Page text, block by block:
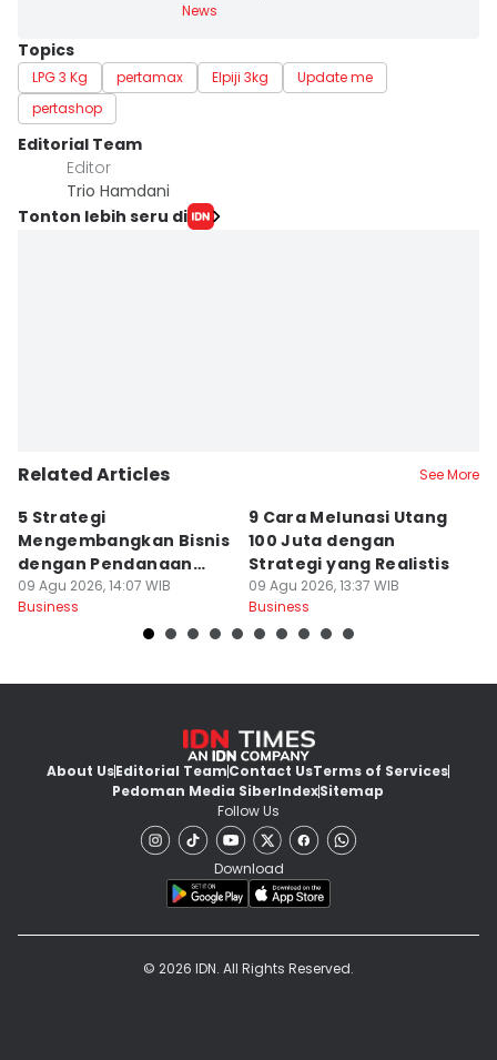
News
Topics
LPG 3 Kg pertamax Elpiji 3kg
Update me
pertashop
Editorial Team
Editor
Trio Hamdani
Tonton lebih seru di
Related Articles See More
5 Strategi
Mengembangkan Bisnis
dengan Pendanaan
Internal yang Sehat
09 Agu 2026, 14:07 WIB
Business
9 Cara Melunasi Utang
100 Juta dengan
Strategi yang Realistis
09 Agu 2026, 13:37 WIB
Business
About UsEditorial TeamContact UsTerms of Services
Pedoman Media SiberIndexSitemap
Follow Us
Download
© 2026 IDN. All Rights Reserved.